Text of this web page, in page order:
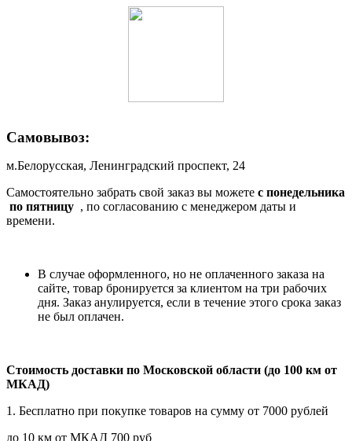
Самовывоз:
м.Белорусская, Ленинградский проспект, 24
Самостоятельно забрать свой заказ вы можете c понедельника
по пятницу , по согласованию с менеджером даты и
времени.
В случае оформленного, но не оплаченного заказа на
сайте, товар бронируется за клиентом на три рабочих
дня. Заказ анулируется, если в течение этого срока заказ
не был оплачен.
Стоимость доставки по Московской области (до 100 км от
МКАД)
1. Бесплатно при покупке товаров на сумму от 7000 рублей
до 10 км от МКАД 700 руб